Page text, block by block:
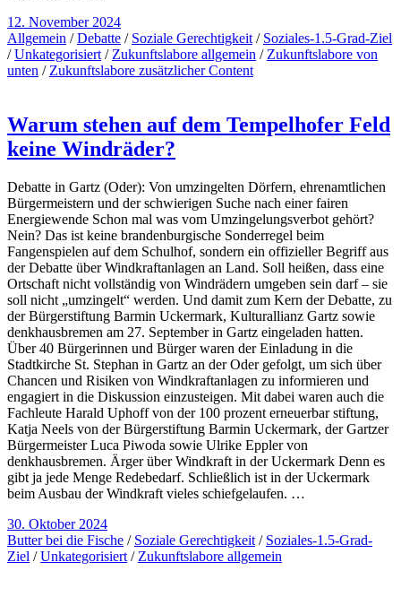
12. November 2024
Allgemein /Debatte / Soziale Gerechtigkeit / Soziales-1.5-Grad-Ziel
/Unkategorisiert / Zukunftslabore allgemein / Zukunftslabore von
unten / Zukunftslabore zusätzlicher Content
Warum stehen auf dem Tempelhofer Feld
keine Windräder?
Debatte in Gartz (Oder): Von umzingelten Dörfern, ehrenamtlichen
Bürgermeistern und der schwierigen Suche nach einer fairen
Energiewende Schon mal was vom Umzingelungsverbot gehört?
Nein? Das ist keine brandenburgische Sonderregel beim
Fangenspielen auf dem Schulhof, sondern ein offizieller Begriff aus
der Debatte über Windkraftanlagen an Land. Soll heißen, dass eine
Ortschaft nicht vollständig von Windrädern umgeben sein darf – sie
soll nicht „umzingelt“ werden. Und damit zum Kern der Debatte, zu
der Bürgerstiftung Barmin Uckermark, Kulturallianz Gartz sowie
denkhausbremen am 27. September in Gartz eingeladen hatten.
Über 40 Bürgerinnen und Bürger waren der Einladung in die
Stadtkirche St. Stephan in Gartz an der Oder gefolgt, um sich über
Chancen und Risiken von Windkraftanlagen zu informieren und
engagiert in die Diskussion einzusteigen. Mit dabei waren auch die
Fachleute Harald Uphoff von der 100 prozent erneuerbar stiftung,
Katja Neels von der Bürgerstiftung Barmin Uckermark, der Gartzer
Bürgermeister Luca Piwoda sowie Ulrike Eppler von
denkhausbremen. Ärger über Windkraft in der Uckermark Denn es
gibt ja jede Menge Redebedarf. Schließlich ist in der Uckermark
beim Ausbau der Windkraft vieles schiefgelaufen. …
30. Oktober 2024
Butter bei die Fische / Soziale Gerechtigkeit / Soziales-1.5-Grad-
Ziel /Unkategorisiert / Zukunftslabore allgemein